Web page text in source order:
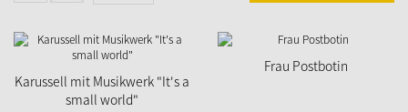
Karussell mit Musikwerk "It's a
small world"
Frau Postbotin